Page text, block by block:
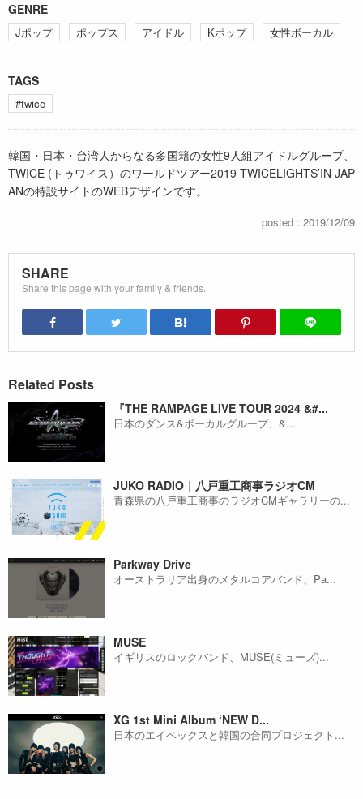
GENRE
Jポップ ポップス アイドル Kポップ 女性ボーカル
TAGS
#twice
韓国・日本・台湾人からなる多国籍の女性9人組アイドルグループ、
TWICE (トゥワイス）のワールドツアー2019 TWICELIGHTS’IN JAP
ANの特設サイトのWEBデザインです。
posted : 2019/12/09
SHARE
Share this page with your family & friends.
Related Posts
『THE RAMPAGE LIVE TOUR 2024 &#...
日本のダンス&ボーカルグループ、&...
JUKO RADIO｜八戸重工商事ラジオCM
青森県の八戸重工商事のラジオCMギャラリーの...
Parkway Drive
オーストラリア出身のメタルコアバンド、Pa...
MUSE
イギリスのロックバンド、MUSE(ミューズ)...
XG 1st Mini Album ‘NEW D...
日本のエイベックスと韓国の合同プロジェクト...